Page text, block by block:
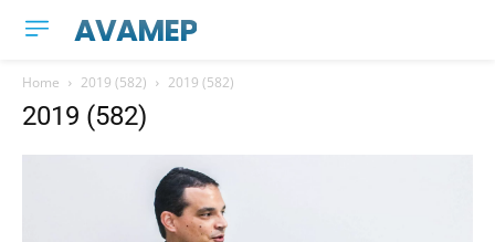
AVAMEP
Home 2019 (582) 2019 (582)
2019 (582)